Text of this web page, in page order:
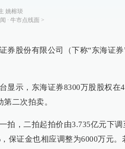
姚榕琰
∙ 牛市点线面 >
券股份有限公司（下称“东海证券
显示，东海证券8300万股股权在
二次拍卖。
拍，二拍起拍价由3.735亿元下调
保证金也相应调整为6000万元